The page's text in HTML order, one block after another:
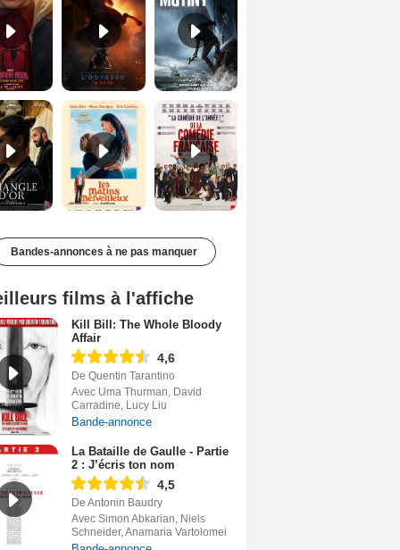
Les Matins merveilleux Bande-annonce VF De la Comédie-Française Teaser VF
Bandes-annonces à ne pas manquer
films à l'affiche
Kill Bill: The Whole Bloody
Affair
4,6
De Quentin Tarantino
Avec Uma Thurman, David
Carradine, Lucy Liu
Bande-annonce
La Bataille de Gaulle - Partie
2 : J’écris ton nom
4,5
De Antonin Baudry
Avec Simon Abkarian, Niels
Schneider, Anamaria Vartolomei